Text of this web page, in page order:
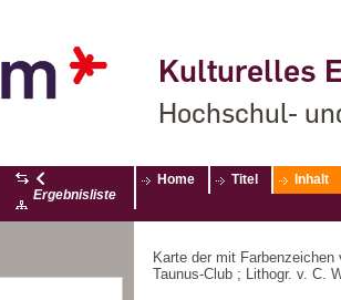
Kulturelles
Hochschul-
Ergebnisliste
Home Titel Inhalt
Karte der mit
Taunus-Club ; Lithogr. v. C.